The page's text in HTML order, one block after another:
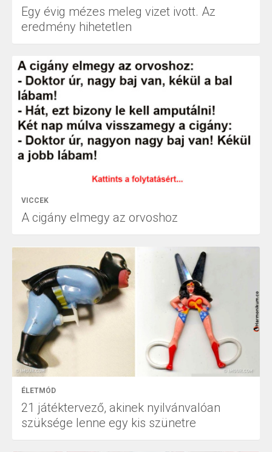
Egy évig mézes meleg vizet ivott. Az
eredmény hihetetlen
VICCEK
A cigány elmegy az orvoshoz
ÉLETMÓD
21 játéktervező, akinek nyilvánvalóan
szüksége lenne egy kis szünetre